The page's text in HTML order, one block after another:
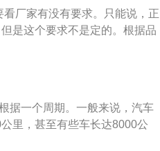
位。二级维护前应进行检测诊
目，结合二级维护一并进行。
厂家有没有要求。只能说，正
是这个要求不是定的。根据品
宝马3系，官方要求首保1万公
是第一次保险3500公里，第二
维护。所以没必要维持5000
、不同的驾驶环境和个人驾驶
据一个周期。一般来说，汽车
里，甚至有些车长达8000公
，汽车保养手册上为准。很多